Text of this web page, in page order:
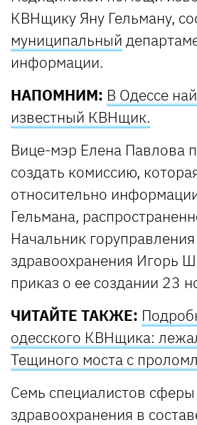
КВНщику Яну Гельману,
муниципальный
информации.
НАПОМНИМ: В Одессе
известный КВНщик.
Вице-мэр Елена Павлова
создать комиссию,
относительно
Гельмана,
Начальник горуправления
здравоохранения Игорь
приказ о ее создании 23
ЧИТАЙТЕ ТАКЖЕ:
одесского КВНщика:
Тещиного моста с
Семь специалистов сферы
здравоохранения в